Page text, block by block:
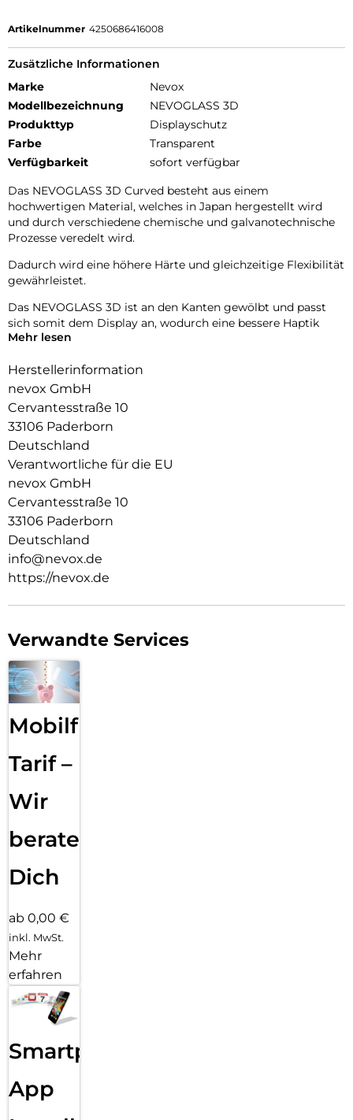
Artikelnummer 4250686416008
Zusätzliche Informationen
Marke
Nevox
Modellbezeichnung
NEVOGLASS 3D
Produkttyp
Displayschutz
Farbe
Transparent
Verfügbarkeit
sofort verfügbar
Das NEVOGLASS 3D Curved besteht aus einem
hochwertigen Material, welches in Japan hergestellt wird
und durch verschiedene chemische und galvanotechnische
Prozesse veredelt wird.
Dadurch wird eine höhere Härte und gleichzeitige Flexibilität
gewährleistet.
Das NEVOGLASS 3D ist an den Kanten gewölbt und passt
sich somit dem Display an, wodurch eine bessere Haptik
erzielt wird.
Durch die Umformungen wird das komplette Display
zuverlässig geschützt.
Mehr lesen
Herstellerinformation
nevox GmbH
Cervantesstraße 10
33106 Paderborn
Deutschland
Verantwortliche für die EU
nevox GmbH
Cervantesstraße 10
33106 Paderborn
Deutschland
info@nevox.de
https://nevox.de
Verwandte Services
Mobilfunk
Tarif –
Wir
beraten
Dich
ab 0,00 €
inkl. MwSt.
Mehr
erfahren
Smartphone
App